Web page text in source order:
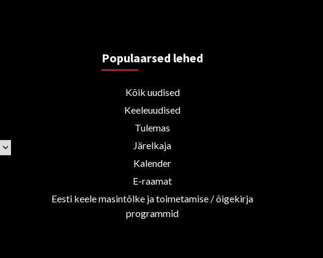
Populaarsed lehed
Kõik uudised
Keeleuudised
Tulemas
Järelkaja
Kalender
E-raamat
Eesti keele masintõlke ja toimetamise / õigekirja
programmid